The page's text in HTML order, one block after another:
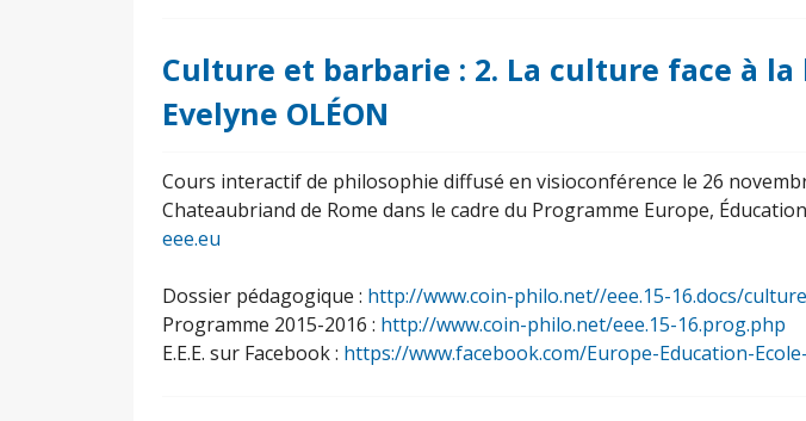
Culture et barbarie : 2. La culture face à
Evelyne OLÉON
Cours interactif de philosophie diffusé en visioconférence le 26
Chateaubriand de Rome dans le cadre du Programme Europe,
eee.eu
Dossier pédagogique : http://www.coin-philo.net//eee.15-16.docs/
Programme 2015-2016 : http://www.coin-philo.net/eee.15-16.prog.php
E.E.E. sur Facebook : https://www.facebook.com/Europe-Education-